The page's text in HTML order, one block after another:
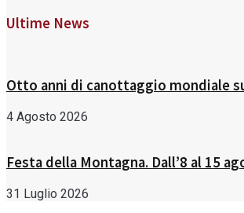
Ultime News
Otto anni di canottaggio mondiale
4 Agosto 2026
Festa della Montagna. Dall’8 al 15
31 Luglio 2026